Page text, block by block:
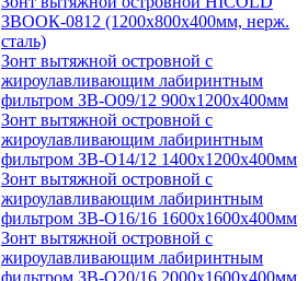
ЗВООК-0812 (1200х800x400мм, нерж.
сталь)
Зонт вытяжной островной с
жироулавливающим лабиринтным
фильтром ЗВ-О09/12 900х1200х400мм
Зонт вытяжной островной с
жироулавливающим лабиринтным
фильтром ЗВ-О14/12 1400х1200х400мм
Зонт вытяжной островной с
жироулавливающим лабиринтным
фильтром ЗВ-О16/16 1600х1600х400мм
Зонт вытяжной островной с
жироулавливающим лабиринтным
фильтром ЗВ-О20/16 2000х1600х400мм